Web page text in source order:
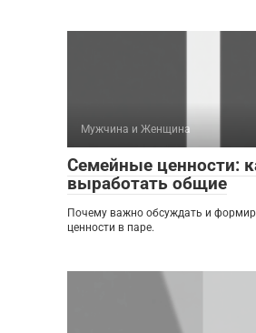
Мужчина и Женщина
Семейные ценности:
выработать общие
Почему важно обсуждать и
ценности в паре.